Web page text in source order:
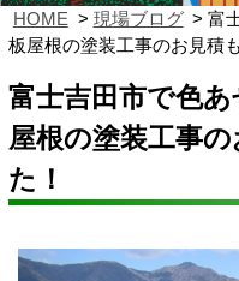
HOME 現場ブログ
富
板屋根の塗装工事のお見積
富士吉田市で色
屋根の塗装工事
た！